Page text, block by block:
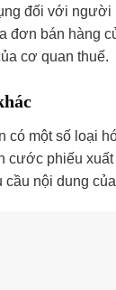
đối với người
đơn bán hàng
cơ quan thuế.
có một số loại
cước phiếu
nội dung